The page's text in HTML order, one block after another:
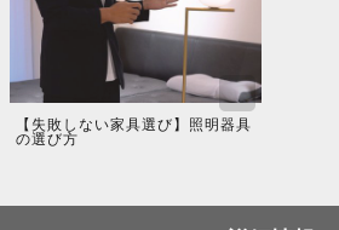
【失敗しない家具選び】照明器具
の選び方